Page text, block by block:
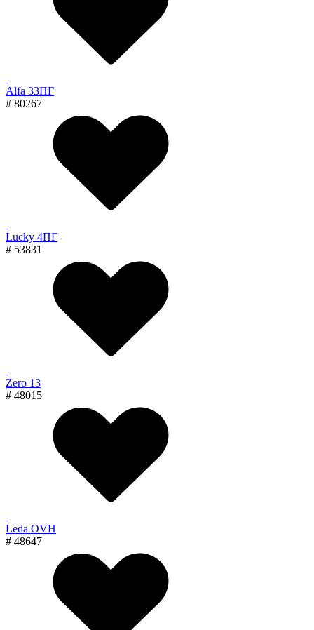
Alfa 33ПГ
# 80267
Lucky 4ПГ
# 53831
Zero 13
# 48015
Leda OVH
# 48647